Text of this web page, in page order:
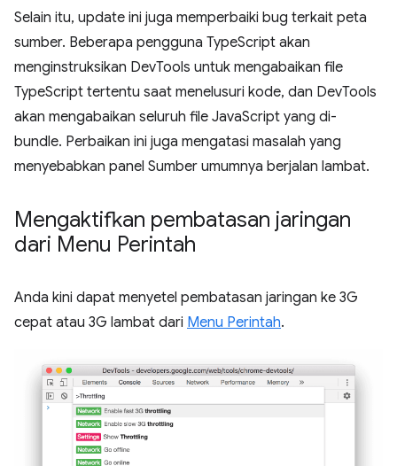
Selain itu, update ini juga memperbaiki bug terkait peta
sumber. Beberapa pengguna TypeScript akan
menginstruksikan DevTools untuk mengabaikan file
TypeScript tertentu saat menelusuri kode, dan DevTools
akan mengabaikan seluruh file JavaScript yang di-
bundle. Perbaikan ini juga mengatasi masalah yang
menyebabkan panel Sumber umumnya berjalan lambat.
Mengaktifkan pembatasan jaringan
dari Menu Perintah
Anda kini dapat menyetel pembatasan jaringan ke 3G
cepat atau 3G lambat dari Menu Perintah.